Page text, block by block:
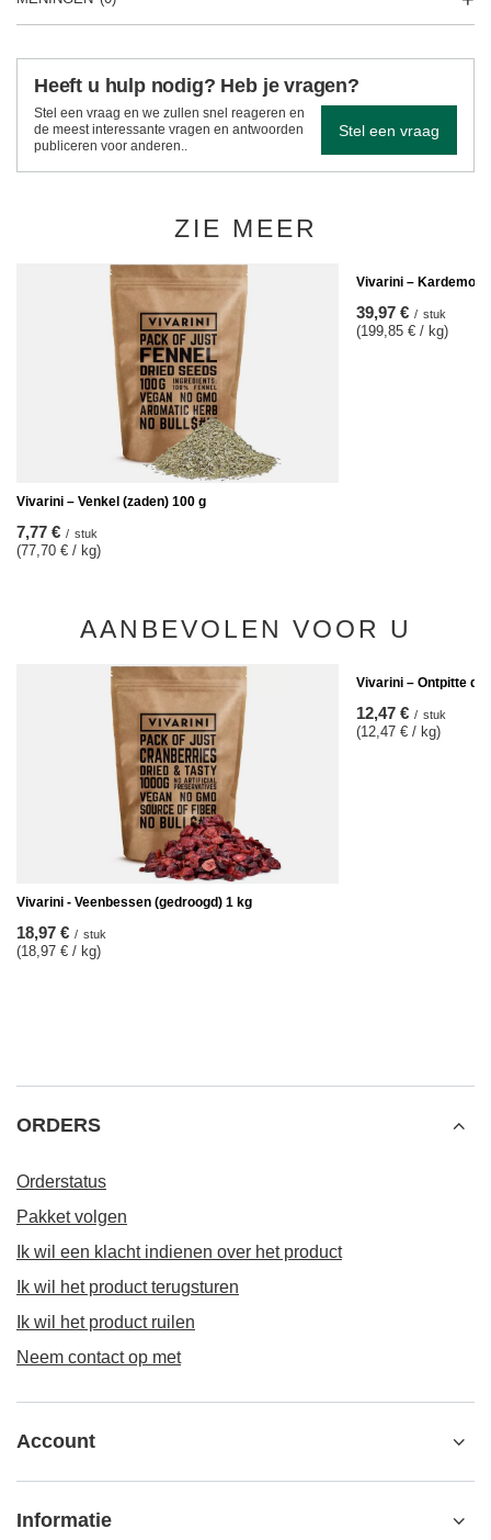
Heeft u hulp nodig? Heb je vragen?
Stel een vraag en we zullen snel reageren en
de meest interessante vragen en antwoorden
publiceren voor anderen..
Stel een vraag
ZIE MEER
Vivarini – Venkel (zaden) 100 g
7,77 € / stuk
(77,70 € / kg)
Vivarini – Kardemom
39,97 € / stuk
(199,85 € / kg)
AANBEVOLEN VOOR U
Vivarini - Veenbessen (gedroogd) 1 kg
18,97 € / stuk
(18,97 € / kg)
Vivarini – Ontpitte
12,47 € / stuk
(12,47 € / kg)
ORDERS
Orderstatus
Pakket volgen
Ik wil een klacht indienen over het product
Ik wil het product terugsturen
Ik wil het product ruilen
Neem contact op met
Account
Informatie